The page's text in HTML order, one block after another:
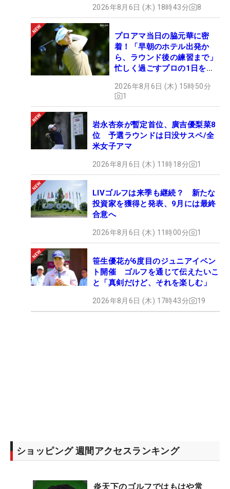
2026年8月6日 (木) 18時43分 8
プロアマ当日の脇元華に密
着！「早朝のホテル出発か
ら、ラウンド後の練習まで」
忙しく過ごすプロの1日を公
2026年8月6日 (木) 15時50分
1
岩永杏奈が暫定首位、廣吉優梨菜8
位 予選ラウンドは日没サスペ/全
米女子アマ
2026年8月6日 (木) 11時18分 1
LIVゴルフは来季も継続？ 新たな
投資家を獲得と発表、9月には最終
合意へ
2026年8月6日 (木) 11時00分 1
笹生優花が6度目のジュニアイベン
ト開催 ゴルフを通じて伝えたいこ
と「真剣だけど、それを楽しむ」
2026年8月6日 (木) 17時43分 19
ショッピング 週間アクセスランキング
炎天下のゴルフではもはや常